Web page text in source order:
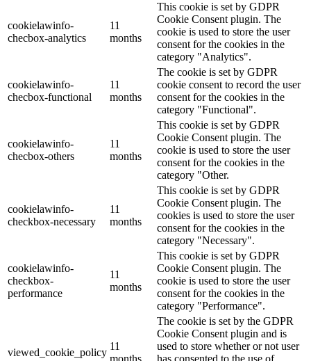
cookielawinfo-
checbox-analytics
11
months
This cookie is set by GDPR
Cookie Consent plugin. The
cookie is used to store the user
consent for the cookies in the
category "Analytics".
cookielawinfo-
checbox-functional
11
months
The cookie is set by GDPR
cookie consent to record the user
consent for the cookies in the
category "Functional".
cookielawinfo-
checbox-others
11
months
This cookie is set by GDPR
Cookie Consent plugin. The
cookie is used to store the user
consent for the cookies in the
category "Other.
cookielawinfo-
checkbox-necessary
11
months
This cookie is set by GDPR
Cookie Consent plugin. The
cookies is used to store the user
consent for the cookies in the
category "Necessary".
cookielawinfo-
checkbox-
performance
11
months
This cookie is set by GDPR
Cookie Consent plugin. The
cookie is used to store the user
consent for the cookies in the
category "Performance".
viewed_cookie_policy
11
The cookie is set by the GDPR
Cookie Consent plugin and is
used to store whether or not user